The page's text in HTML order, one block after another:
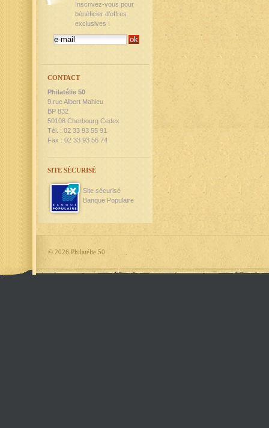
Inscrivez-vous pour
bénéficier d'offres
exclusives !
CONTACT
Philatélie 50
9,rue Albert Mahieu
BP 832
50108 Cherbourg Cedex
Tél. : 02 33 93 55 91
Fax : 02 33 93 56 74
SITE SÉCURISÉ
Site sécurisé
Banque Populaire
© 2026 Philatélie 50